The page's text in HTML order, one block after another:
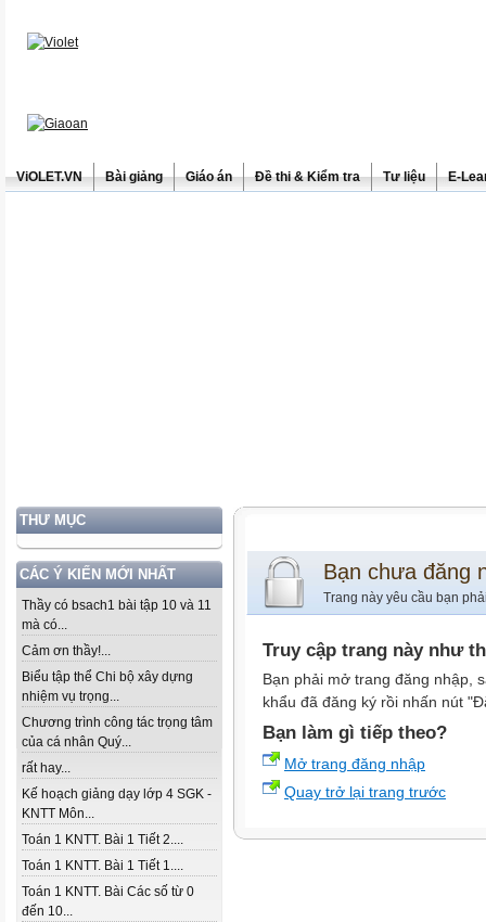
ViOLET.VN Bài giảng Giáo án Đề thi & Kiểm tra Tư liệu E-
THƯ MỤC
CÁC Ý KIẾN MỚI NHẤT
Thầy có bsach1 bài tập 10 và 11
mà có...
Cảm ơn thầy!...
Biểu tập thể Chi bộ xây dựng
nhiệm vụ trọng...
Chương trình công tác trọng tâm
của cá nhân Quý...
rất hay...
Kế hoạch giảng dạy lớp 4 SGK -
KNTT Môn...
Toán 1 KNTT. Bài 1 Tiết 2....
Toán 1 KNTT. Bài 1 Tiết 1....
Toán 1 KNTT. Bài Các số từ 0
đến 10...
Bạn chưa đăng
Trang này yêu cầu bạn
Truy cập trang này như
Bạn phải mở trang đăng nhập,
khẩu đã đăng ký rồi nhấn nút
Bạn làm gì tiếp theo?
Mở trang đăng nhập
Quay trở lại trang trước